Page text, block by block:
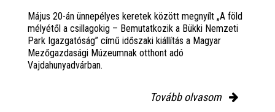
Május 20-án ünnepélyes keretek között megnyílt „A föld
mélyétől a csillagokig – Bemutatkozik a Bükki Nemzeti
Park Igazgatóság” című időszaki kiállítás a Magyar
Mezőgazdasági Múzeumnak otthont adó
Vajdahunyadvárban.
Tovább olvasom